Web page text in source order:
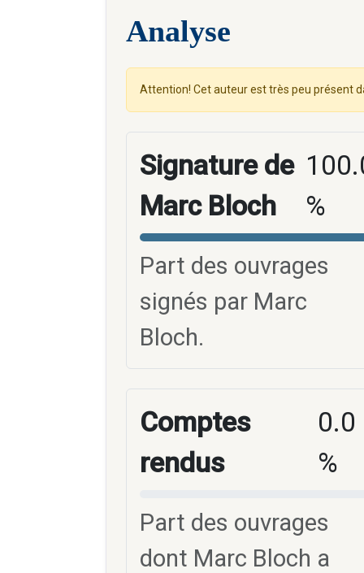
Analyse
Attention! Cet auteur est très peu présent
Signature de
Marc Bloch
%
Part des ouvrages
signés par Marc
Bloch.
Comptes
rendus
0.0
%
Part des ouvrages
dont Marc Bloch a